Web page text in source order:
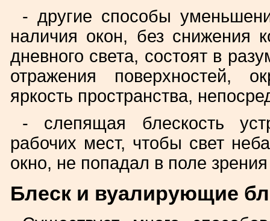
- другие способы
наличия окон, без снижения
дневного света, состоят в
отражения поверхностей,
яркость пространства,
- слепящая блескость
рабочих мест, чтобы свет
окно, не попадал в поле
Блеск и вуалирующие